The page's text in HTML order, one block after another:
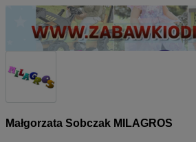
Małgorzata Sobczak MILAGROS